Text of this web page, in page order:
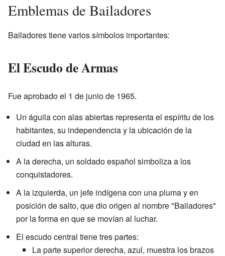
Emblemas de Bailadores
Bailadores tiene varios símbolos importantes:
El Escudo de Armas
Fue aprobado el 1 de junio de 1965.
Un águila con alas abiertas representa el espíritu de los
habitantes, su independencia y la ubicación de la
ciudad en las alturas.
A la derecha, un soldado español simboliza a los
conquistadores.
A la izquierda, un jefe indígena con una pluma y en
posición de salto, que dio origen al nombre "Bailadores"
por la forma en que se movían al luchar.
El escudo central tiene tres partes:
La parte superior derecha, azul, muestra los brazos